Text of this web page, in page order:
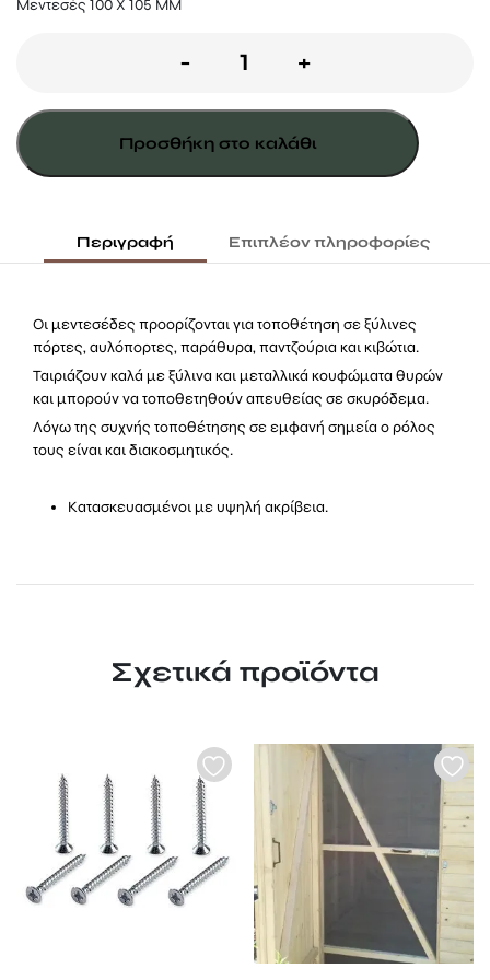
Μεντεσές 100 Χ 105 MM
-
Μεντεσές
105
ποσότητα
+
Προσθήκη στο καλάθι
Περιγραφή Επιπλέον πληροφορίες
Οι μεντεσέδες προορίζονται για τοποθέτηση σε ξύλινες
πόρτες, αυλόπορτες, παράθυρα, παντζούρια και κιβώτια.
Ταιριάζουν καλά με ξύλινα και μεταλλικά κουφώματα θυρών
και μπορούν να τοποθετηθούν απευθείας σε σκυρόδεμα.
Λόγω της συχνής τοποθέτησης σε εμφανή σημεία ο ρόλος
τους είναι και διακοσμητικός.
Κατασκευασμένοι με υψηλή ακρίβεια.
Σχετικά προϊόντα